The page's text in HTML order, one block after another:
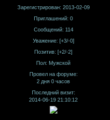
Зарегистрирован: 2013-02-09
Приглашений: 0
Сообщений: 114
Уважение: [+3/-0]
Позитив: [+2/-2]
Пол: Мужской
Провел на форуме:
2 дня 0 часов
Последний визит:
2014-06-19 21:10:12